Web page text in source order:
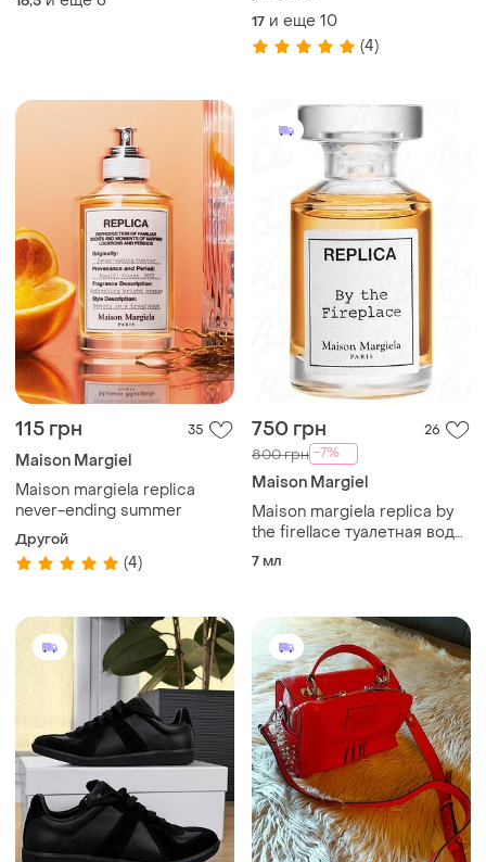
17 и еще 10
(4)
115 грн 35
Maison Margiel
Maison margiela replica
never-ending summer
Другой
(4)
750 грн 26
800 грн -7%
Maison Margiel
Maison margiela replica by
the firellace туалетная вода
унисекс 7 мл
7 мл